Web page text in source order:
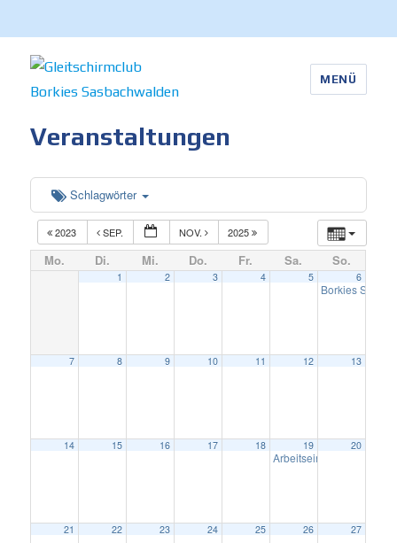
Gleitschirmclub Borkies
Sasbachwalden
MENÜ
Veranstaltungen
Schlagwörter
2023 SEP. NOV. 2025
Mo. Di. Mi. Do. Fr. Sa. So.
1 2 3 4 5 6
Borkies
7 8 9 10 11 12 13
14 15 16 17 18 19
Arbeitseinsatz
20
21 22 23 24 25 26 27